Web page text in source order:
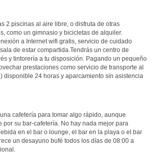
2 piscinas al aire libre, o disfruta de otras
como un gimnasio y bicicletas de alquiler.
a Internet wifi gratis, servicio de cuidado
de estar compartida.Tendrás un centro de
y tintorería a tu disposición. Pagando un pequeño
prestaciones como servicio de transporte al
disponible 24 horas y aparcamiento sin asistencia
cafetería para tomar algo rápido, aunque
por su bar-cafetería. No hay nada mejor para
en el bar o lounge, el bar en la playa o el bar
un desayuno bufé todos los días de 08:00 a